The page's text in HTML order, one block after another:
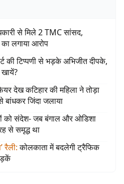
से मिले 2 TMC सांसद,
लगाया आरोप
की टिप्पणी से भड़के अभिजीत दीपके,
खायें?
देख कटिहार की महिला ने तोड़ा
जिंदा जलाया
को संदेश- जब बंगाल और ओडिशा
से समृद्ध था
रैली: कोलकाता में बदलेगी ट्रैफिक